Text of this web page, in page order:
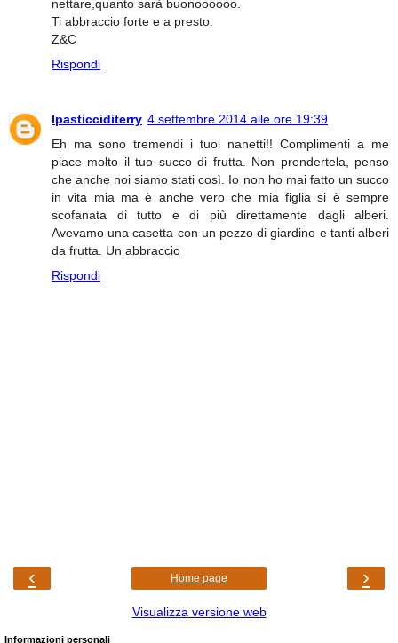
nettare,quanto sarà buonoooooo.
Ti abbraccio forte e a presto.
Z&C
Rispondi
Ipasticciditerry 4 settembre 2014 alle ore 19:39
Eh ma sono tremendi i tuoi nanetti!! Complimenti a me
piace molto il tuo succo di frutta. Non prendertela, penso
che anche noi siamo stati così. Io non ho mai fatto un succo
in vita mia ma è anche vero che mia figlia si è sempre
scofanata di tutto e di più direttamente dagli alberi.
Avevamo una casetta con un pezzo di giardino e tanti alberi
da frutta. Un abbraccio
Rispondi
‹ ›
Home page
Visualizza versione web
Informazioni personali